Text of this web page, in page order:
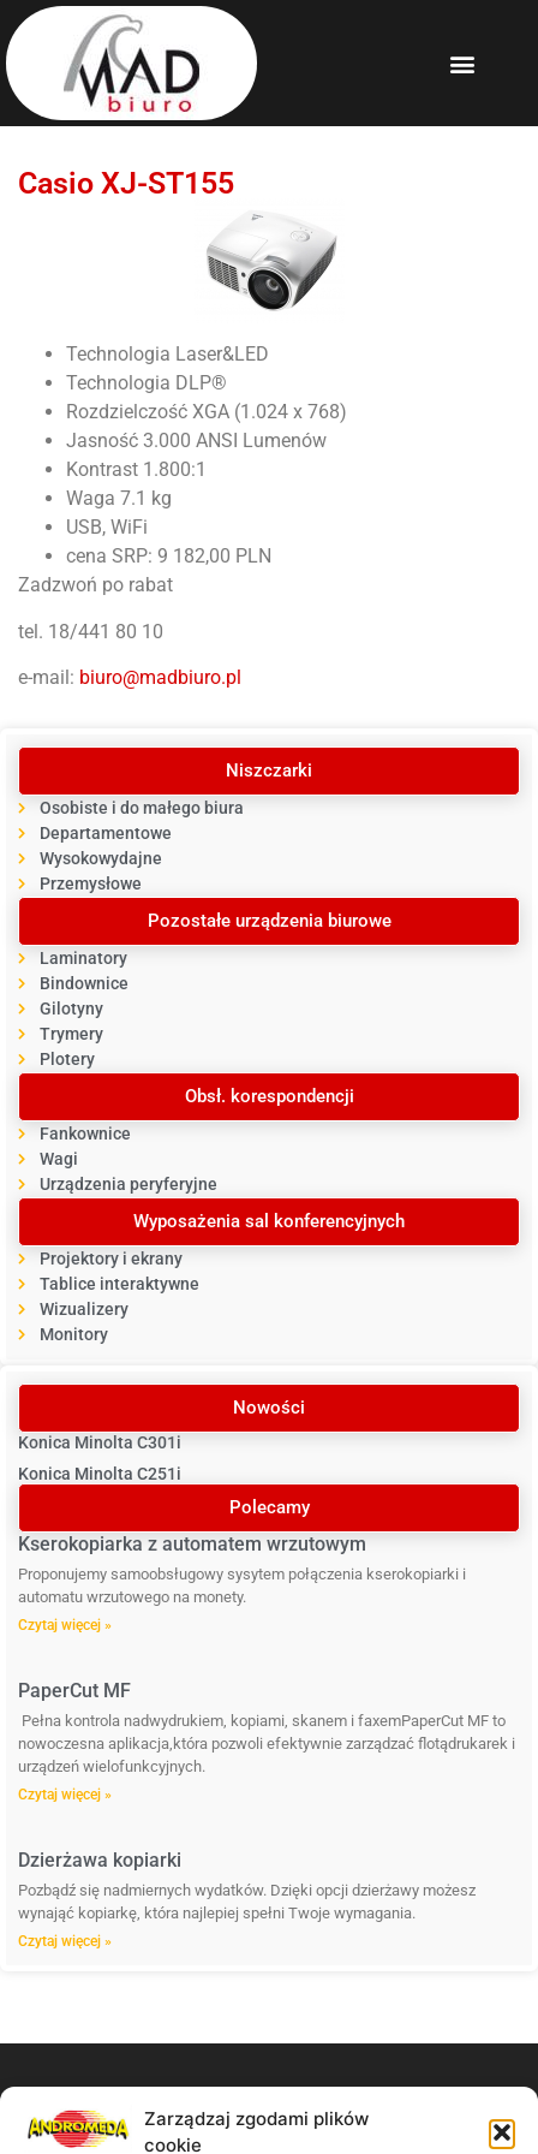
Zarządzaj zgodami plików
cookie
Niszczarki
Osobiste i do małego biura
Departamentowe
Wysokowydajne
Przemysłowe
Pozostałe urządzenia biurowe
Laminatory
Bindownice
Gilotyny
Trymery
Plotery
Obsł. korespondencji
Fankownice
Wagi
Urządzenia peryferyjne
Wyposażenia sal konferencyjnych
Projektory i ekrany
Tablice interaktywne
Wizualizery
Monitory
Casio XJ-ST155
Technologia Laser&LED
Technologia DLP®
Rozdzielczość XGA (1.024 x 768)
Jasność 3.000 ANSI Lumenów
Kontrast 1.800:1
Waga 7.1 kg
USB, WiFi
cena SRP: 9 182,00 PLN
Zadzwoń po rabat
tel. 18/441 80 10
e-mail: biuro@madbiuro.pl
Nowości
Konica Minolta C301i
Konica Minolta C251i
Polecamy
Kserokopiarka z automatem wrzutowym
Proponujemy samoobsługowy sysytem połączenia kserokopiarki i
automatu wrzutowego na monety.
Czytaj więcej »
PaperCut MF
Pełna kontrola nadwydrukiem, kopiami, skanem i faxemPaperCut MF to
nowoczesna aplikacja,która pozwoli efektywnie zarządzać flotądrukarek i
urządzeń wielofunkcyjnych.
Czytaj więcej »
Dzierżawa kopiarki
Pozbądź się nadmiernych wydatków. Dzięki opcji dzierżawy możesz
wynająć kopiarkę, która najlepiej spełni Twoje wymagania.
Czytaj więcej »
Zadzwoń do nas: